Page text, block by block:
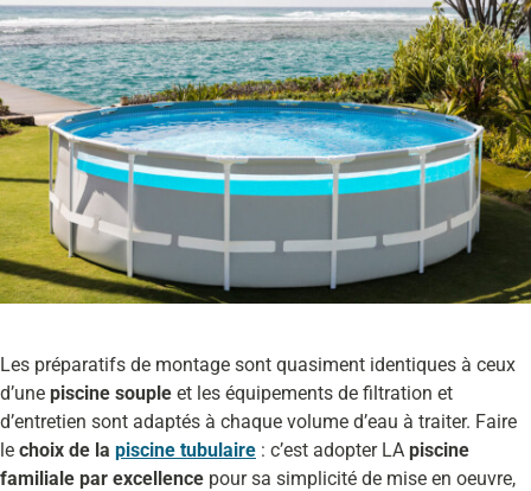
Les préparatifs de montage sont quasiment identiques à ceux
d’une piscine souple et les équipements de filtration et
d’entretien sont adaptés à chaque volume d’eau à traiter. Faire
le choix de la piscine tubulaire : c’est adopter LA piscine
familiale par excellence pour sa simplicité de mise en oeuvre,